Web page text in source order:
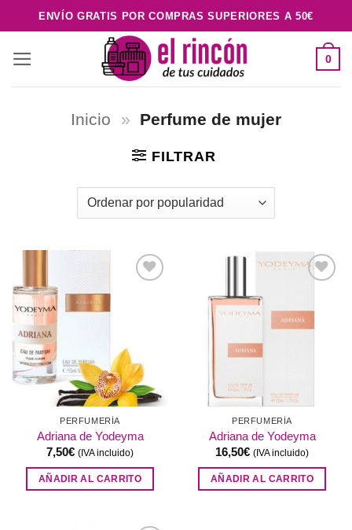
al
contenido
ENVÍO GRATIS POR COMPRAS SUPERIORES A 50€
0
Inicio » Perfume de mujer
FILTRAR
PERFUMERÍA
Adriana de Yodeyma
7,50€ (IVA incluido)
AÑADIR AL CARRITO
lista de
deseos
PERFUMERÍA
Adriana de Yodeyma
16,50€ (IVA incluido)
AÑADIR AL CARRITO